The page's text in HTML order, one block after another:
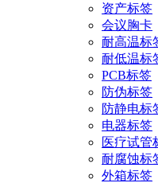
资产标签
会议胸卡
耐高温标
耐低温标
PCB标签
防伪标签
防静电标
电器标签
医疗试管
耐腐蚀标
外箱标签